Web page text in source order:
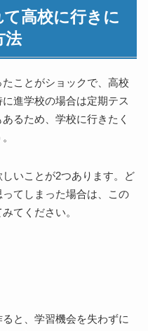
高校に行きに
法
ことがショックで、高校
進学校の場合は定期テス
るため、学校に行きたく
いことが2つあります。ど
てしまった場合は、この
てください。
と、学習機会を失わずに